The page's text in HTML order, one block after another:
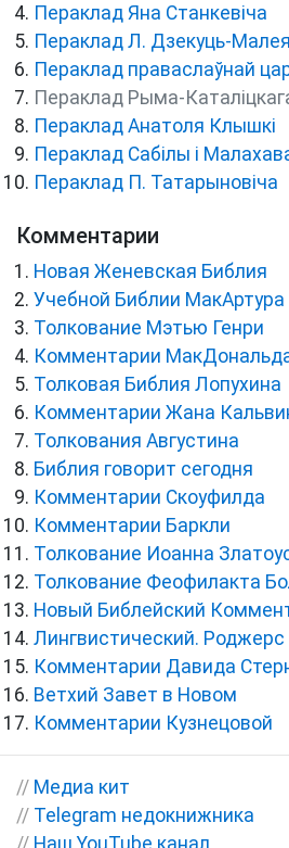
Пераклад Яна Станкевіча
Пераклад Л. Дзекуць-Малея
Пераклад праваслаўнай
Пераклад Рыма-
Пераклад Анатоля Клышкi
Пераклад Сабілы і
Пераклад П. Татарыновіча
Комментарии
Новая Женевская Библия
Учебной Библии МакАртура
Толкование Мэтью Генри
Комментарии
Толковая Библия Лопухина
Комментарии Жана
Толкования Августина
Библия говорит сегодня
Комментарии Скоуфилда
Комментарии Баркли
Толкование Иоанна
Толкование Феофилакта
Новый Библейский
Лингвистический. Роджерс
Комментарии Давида
Ветхий Завет в Новом
Комментарии Кузнецовой
// Медиа кит
// Telegram недокнижника
// Наш YouTube канал